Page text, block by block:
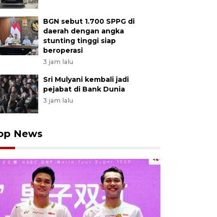
BGN sebut 1.700 SPPG di
daerah dengan angka
stunting tinggi siap
beroperasi
3 jam lalu
Sri Mulyani kembali jadi
pejabat di Bank Dunia
3 jam lalu
News